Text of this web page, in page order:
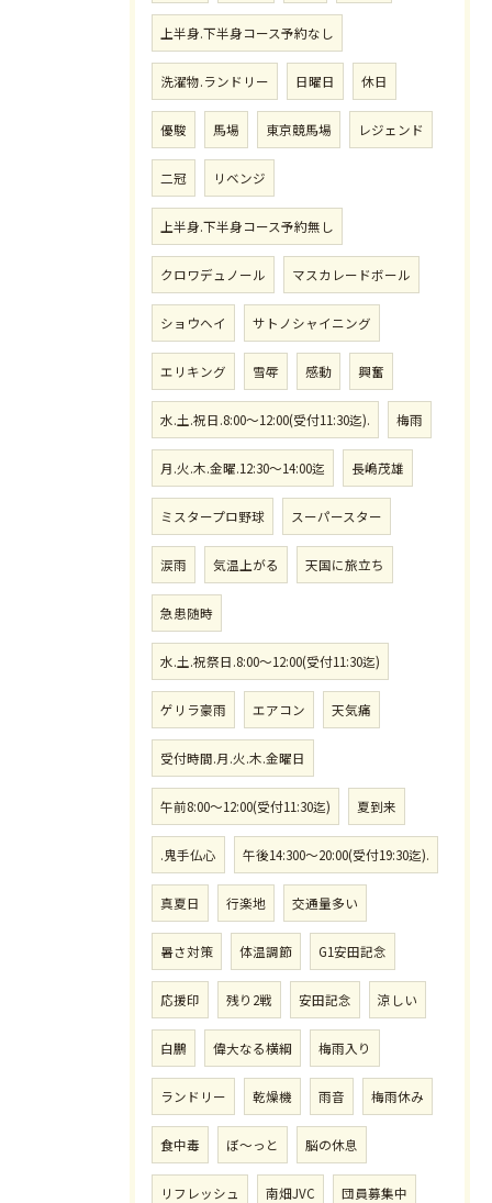
上半身.下半身コース予約なし
洗濯物.ランドリー 日曜日 休日
優駿 馬場 東京競馬場 レジェンド
二冠 リベンジ
上半身.下半身コース予約無し
クロワデュノール マスカレードボール
ショウヘイ サトノシャイニング
エリキング 雪辱 感動 興奮
水.土.祝日.8:00〜12:00(受付11:30迄). 梅雨
月.火.木.金曜.12:30〜14:00迄 長嶋茂雄
ミスタープロ野球 スーパースター
涙雨 気温上がる 天国に旅立ち
急患随時
水.土.祝祭日.8:00〜12:00(受付11:30迄)
ゲリラ豪雨 エアコン 天気痛
受付時間.月.火.木.金曜日
午前8:00〜12:00(受付11:30迄) 夏到来
.鬼手仏心 午後14:300〜20:00(受付19:30迄).
真夏日 行楽地 交通量多い
暑さ対策 体温調節 G1安田記念
応援印 残り2戦 安田記念 涼しい
白鵬 偉大なる横綱 梅雨入り
ランドリー 乾燥機 雨音 梅雨休み
食中毒 ぼ〜っと 脳の休息
リフレッシュ 南畑JVC 団員募集中